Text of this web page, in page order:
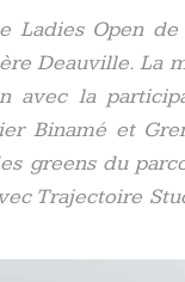
Ladies Open
Deauville. La
avec la
Binamé et
greens du
Trajectoire